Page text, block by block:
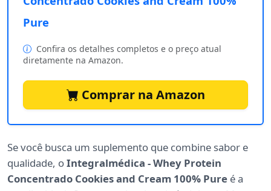
Pure
Confira os detalhes completos e o preço atual
diretamente na Amazon.
Comprar na Amazon
Se você busca um suplemento que combine sabor e
qualidade, oIntegralmédica - Whey Protein
Concentrado Cookies and Cream 100% Pure é a